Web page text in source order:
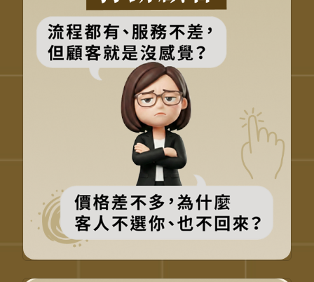
掌握服務前、中、後的情緒關鍵
設計顧客記得住的體驗點
從流程服務，升級情緒價值